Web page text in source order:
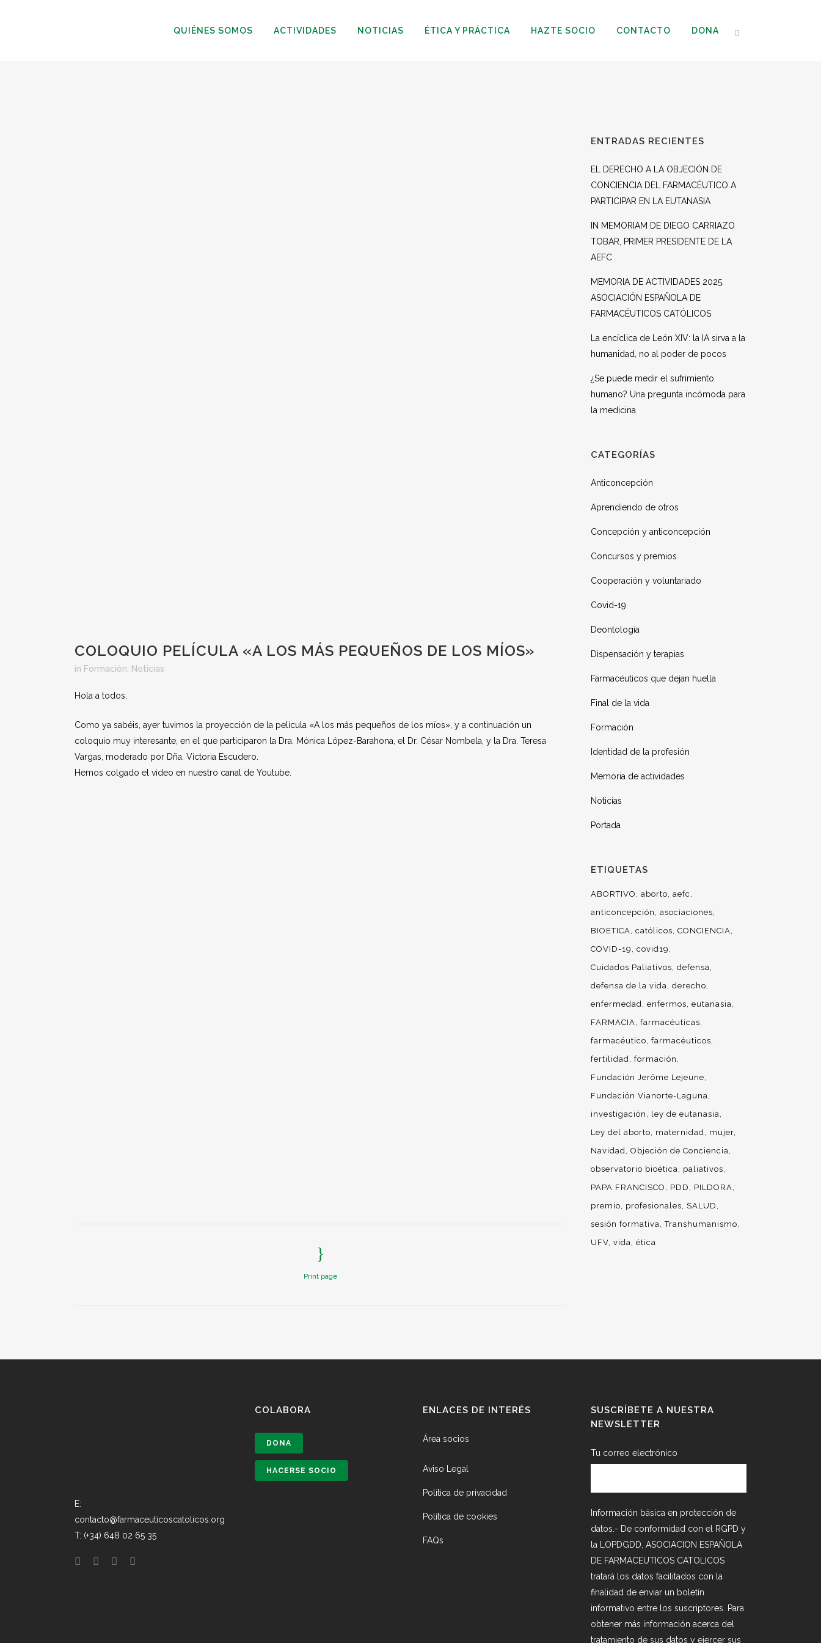
QUIÉNES SOMOS ACTIVIDADES NOTICIAS ÉTICA Y PRÁCTICA HAZTE SOCIO CONTACTO DONA
COLOQUIO PELÍCULA «A LOS MÁS PEQUEÑOS DE LOS MÍOS»
in Formación Noticias
Hola a todos,
Como ya sabéis, ayer tuvimos la proyección de la película «A los más pequeños de los míos», y a continuación un
coloquio muy interesante, en el que participaron la Dra. Mónica López-Barahona, el Dr. César Nombela, y la Dra. Teresa
Vargas, moderado por Dña. Victoria Escudero.
Hemos colgado el video en nuestro canal de Youtube.
Print page
ENTRADAS RECIENTES
EL DERECHO A LA OBJECIÓN DE
CONCIENCIA DEL FARMACÉUTICO A
PARTICIPAR EN LA EUTANASIA
IN MEMORIAM DE DIEGO CARRIAZO
TOBAR, PRIMER PRESIDENTE DE LA
AEFC
MEMORIA DE ACTIVIDADES 2025.
ASOCIACIÓN ESPAÑOLA DE
FARMACÉUTICOS CATÓLICOS
La encíclica de León XIV: la IA sirva a la
humanidad, no al poder de pocos
¿Se puede medir el sufrimiento
humano? Una pregunta incómoda para
la medicina
CATEGORÍAS
Anticoncepción
Aprendiendo de otros
Concepción y anticoncepción
Concursos y premios
Cooperación y voluntariado
Covid-19
Deontología
Dispensación y terapias
Farmacéuticos que dejan huella
Final de la vida
Formación
Identidad de la profesión
Memoria de actividades
Noticias
Portada
ETIQUETAS
ABORTIVO aborto aefc
anticoncepción
asociaciones
BIOETICA católicos CONCIENCIA
COVID-19
covid19
Cuidados Paliativos defensa
defensa de la vida derecho
enfermedad enfermos eutanasia
FARMACIA farmacéuticas
farmacéutico farmacéuticos
fertilidad formación
Fundación Jerôme Lejeune
Fundación Vianorte-Laguna
investigación
ley de eutanasia
Ley del aborto
maternidad
mujer
Navidad Objeción de Conciencia
observatorio bioética
paliativos
PAPA FRANCISCO
PDD
PILDORA
premio
profesionales
SALUD
sesión formativa Transhumanismo
UFV vida ética
E:
contacto@farmaceuticoscatolicos.org
T: (+34) 648 02 65 35
COLABORA
DONA
HACERSE SOCIO
ENLACES DE INTERÉS
Área socios
Aviso Legal
Política de privacidad
Política de cookies
FAQs
SUSCRÍBETE A NUESTRA
NEWSLETTER
Tu correo electrónico
Información básica en protección de
datos.- De conformidad con el RGPD y
la LOPDGDD, ASOCIACION ESPAÑOLA
DE FARMACEUTICOS CATOLICOS
tratará los datos facilitados con la
finalidad de enviar un boletín
informativo entre los suscriptores. Para
obtener más información acerca del
tratamiento de sus datos y ejercer sus